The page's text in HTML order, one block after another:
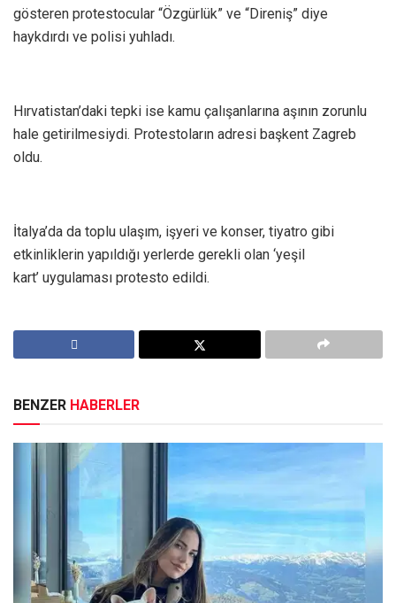
gösteren protestocular “Özgürlük” ve “Direniş” diye
haykdırdı ve polisi yuhladı.
Hırvatistan’daki tepki ise kamu çalışanlarına aşının zorunlu
hale getirilmesiydi. Protestoların adresi başkent Zagreb
oldu.
İtalya’da da toplu ulaşım, işyeri ve konser, tiyatro gibi
etkinliklerin yapıldığı yerlerde gerekli olan ‘yeşil
kart’ uygulaması protesto edildi.
BENZER HABERLER